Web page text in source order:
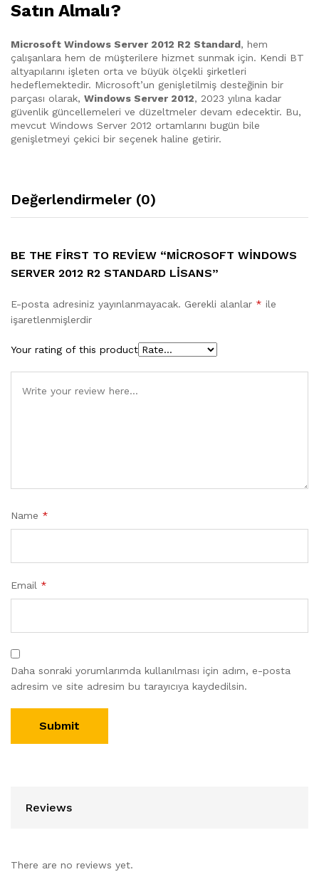
Satın Almalı?
Microsoft Windows Server 2012 R2 Standard, hem
çalışanlara hem de müşterilere hizmet sunmak için. Kendi BT
altyapılarını işleten orta ve büyük ölçekli şirketleri
hedeflemektedir. Microsoft’un genişletilmiş desteğinin bir
parçası olarak, Windows Server 2012, 2023 yılına kadar
güvenlik güncellemeleri ve düzeltmeler devam edecektir. Bu,
mevcut Windows Server 2012 ortamlarını bugün bile
genişletmeyi çekici bir seçenek haline getirir.
Değerlendirmeler (0)
BE THE FIRST TO REVIEW “MICROSOFT WINDOWS
SERVER 2012 R2 STANDARD LISANS”
E-posta adresiniz yayınlanmayacak. Gerekli alanlar * ile
işaretlenmişlerdir
Your rating of this product
Name *
Email *
Daha sonraki yorumlarımda kullanılması için adım, e-posta
adresim ve site adresim bu tarayıcıya kaydedilsin.
Reviews
There are no reviews yet.